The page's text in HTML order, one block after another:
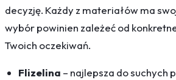
decyzję. Każdy z materiałów ma
wybór powinien zależeć od
Twoich oczekiwań.
Flizelina – najlepsza do suchych